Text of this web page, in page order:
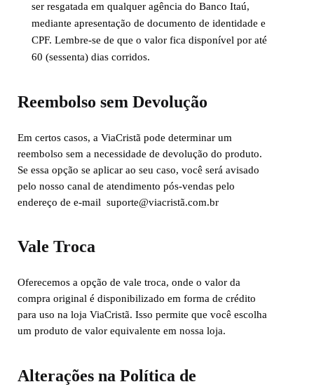
ser resgatada em qualquer agência do Banco Itaú,
mediante apresentação de documento de identidade e
CPF. Lembre-se de que o valor fica disponível por até
60 (sessenta) dias corridos.
Reembolso sem Devolução
Em certos casos, a ViaCristã pode determinar um
reembolso sem a necessidade de devolução do produto.
Se essa opção se aplicar ao seu caso, você será avisado
pelo nosso canal de atendimento pós-vendas pelo
endereço de e-mail suporte@viacristã.com.br
Vale Troca
Oferecemos a opção de vale troca, onde o valor da
compra original é disponibilizado em forma de crédito
para uso na loja ViaCristã. Isso permite que você escolha
um produto de valor equivalente em nossa loja.
Alterações na Política de